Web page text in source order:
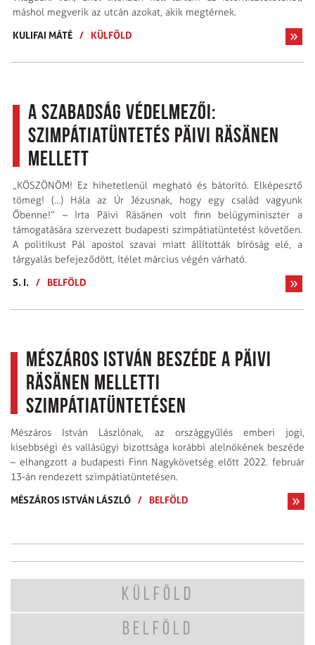
máshol megverik az utcán azokat, akik megtérnek.
KULIFAI MÁTÉ / KÜLFÖLD
A szabadság védelmezői:
Szimpátiatüntetés Päivi Räsänen
mellett
„KÖSZÖNÖM! Ez hihetetlenül megható és bátorító. Elképesztő
tömeg! (…) Hála az Úr Jézusnak, hogy egy család vagyunk
Őbenne!” – írta Päivi Räsänen volt finn belügyminiszter a
támogatására szervezett budapesti szimpátiatüntetést követően.
A politikust Pál apostol szavai miatt állították bíróság elé, a
tárgyalás befejeződött, ítélet március végén várható.
S. I.
/ BELFÖLD
Mészáros István beszéde a Päivi
Räsänen melletti
szimpátiatüntetésen
Mészáros István Lászlónak, az országgyűlés emberi jogi,
kisebbségi és vallásügyi bizottsága korábbi alelnökének beszéde
– elhang­zott a budapesti Finn Nagykövet­ség előtt 2022. február
13-án rendezett szim­pátiatünte­tésen.
MÉSZÁROS ISTVÁN LÁSZLÓ / BELFÖLD
KÜLFÖLD
BELFÖLD